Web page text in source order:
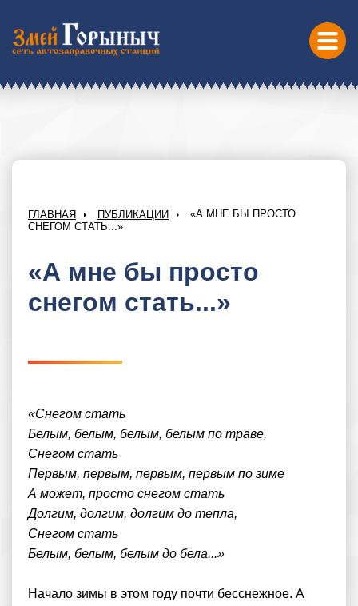
ГЛАВНАЯ ПУБЛИКАЦИИ
«А МНЕ БЫ ПРОСТО
СНЕГОМ СТАТЬ...»
«А мне бы просто
снегом стать...»
«Снегом стать
Белым, белым, белым, белым по траве,
Снегом стать
Первым, первым, первым, первым по зиме
А может, просто снегом стать
Долгим, долгим, долгим до тепла,
Снегом стать
Белым, белым, белым до бела...»
Начало зимы в этом году почти бесснежное. А